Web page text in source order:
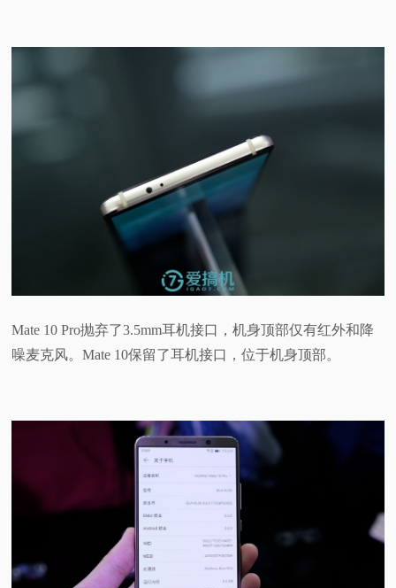
Mate 10 Pro抛弃了3.5mm耳机接口，机身顶部仅有红外和降
噪麦克风。Mate 10保留了耳机接口，位于机身顶部。